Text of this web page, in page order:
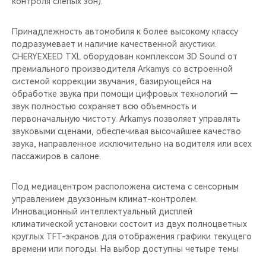
Принадлежность автомобиля к более высокому классу
подразумевает и наличие качественной акустики.
CHERYEXEED TXL оборудован комплексом 3D Sound от
премиального производителя Arkamys со встроенной
системой коррекции звучания, базирующейся на
обработке звука при помощи цифровых технологий —
звук полностью сохраняет всю объемность и
первоначальную чистоту. Arkamys позволяет управлять
звуковыми сценами, обеспечивая высочайшее качество
звука, направленное исключительно на водителя или всех
пассажиров в салоне.
Под медиацентром расположена система с сенсорным
управлением двухзонным климат-контролем.
Инновационный интеллектуальный дисплей
климатической установки состоит из двух полноцветных
круглых TFT-экранов для отображения графики текущего
времени или погоды. На выбор доступны четыре темы